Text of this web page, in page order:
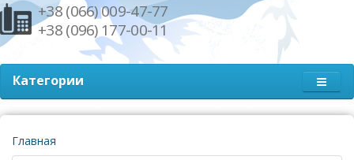
+38 (066) 009-47-77
+38 (096) 177-00-11
Категории
Главная